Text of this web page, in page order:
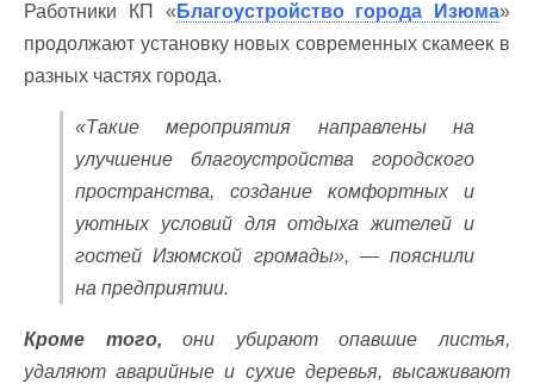
Работники КП « Благоустройство города Изюма»
продолжают установку новых современных скамеек в
разных частях города.
«Такие мероприятия направлены на
улучшение благоустройства городского
пространства, создание комфортных и
уютных условий для отдыха жителей и
гостей Изюмской громады», — пояснили
на предприятии.
Кроме того, они убирают опавшие листья,
удаляют аварийные и сухие деревья, высаживают